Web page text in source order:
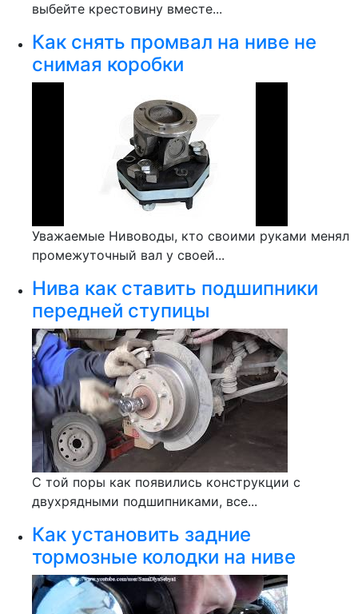
выбейте крестовину вместе...
Как снять промвал на ниве не
снимая коробки
Уважаемые Нивоводы, кто своими руками менял
промежуточный вал у своей...
Нива как ставить подшипники
передней ступицы
С той поры как появились конструкции с
двухрядными подшипниками, все...
Как установить задние
тормозные колодки на ниве